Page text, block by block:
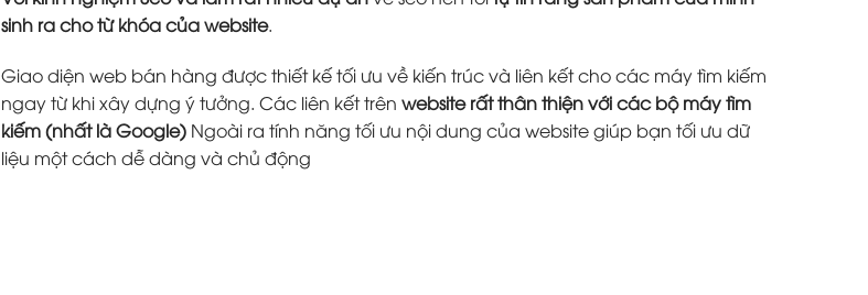
sinh ra cho từ khóa của website.
Giao diện web bán hàng được thiết kế tối ưu về kiến trúc và liên kết cho các máy tìm kiếm
ngay từ khi xây dựng ý tưởng. Các liên kết trên website rất thân thiện với các bộ máy tìm
kiếm (nhất là Google) Ngoài ra tính năng tối ưu nội dung của website giúp bạn tối ưu dữ
liệu một cách dễ dàng và chủ động